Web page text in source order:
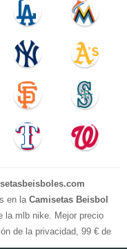
en la Camisetas Beisbol
la mlb nike. Mejor precio
de la privacidad, 99 € de